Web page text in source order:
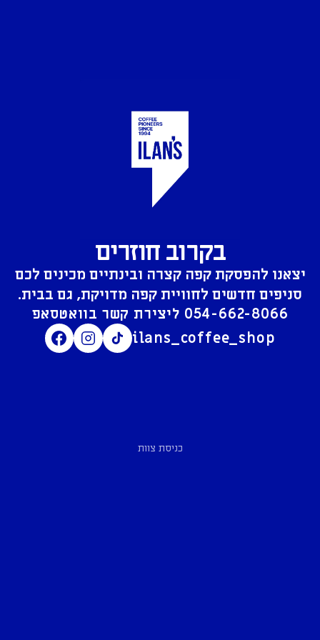
בקרוב חוזרים
יצאנו להפסקת קפה קצרה ובינתיים מכינים לכם
סניפים חדשים לחוויית קפה מדויקת, גם בבית.
054-662-8066
ilans_coffee_shop
כניסת צוות